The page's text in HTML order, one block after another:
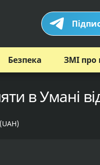
Безпека ЗМІ про
в Умані